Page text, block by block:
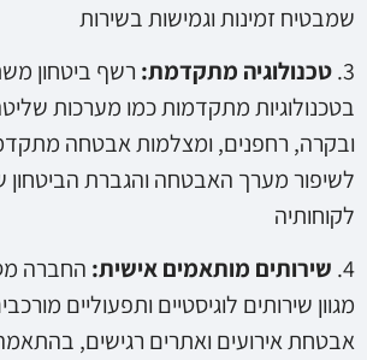
שמבטיח זמינות וגמישות בשירות
3. טכנולוגיה מתקדמת: רשף ביטחון
בטכנולוגיות מתקדמות כמו מערכות
ובקרה, רחפנים, ומצלמות אבטחה
לשיפור מערך האבטחה והגברת הביטחון
לקוחותיה
4. שירותים מותאמים אישית: החברה
מגוון שירותים לוגיסטיים ותפעוליים
אבטחת אירועים ואתרים רגישים,